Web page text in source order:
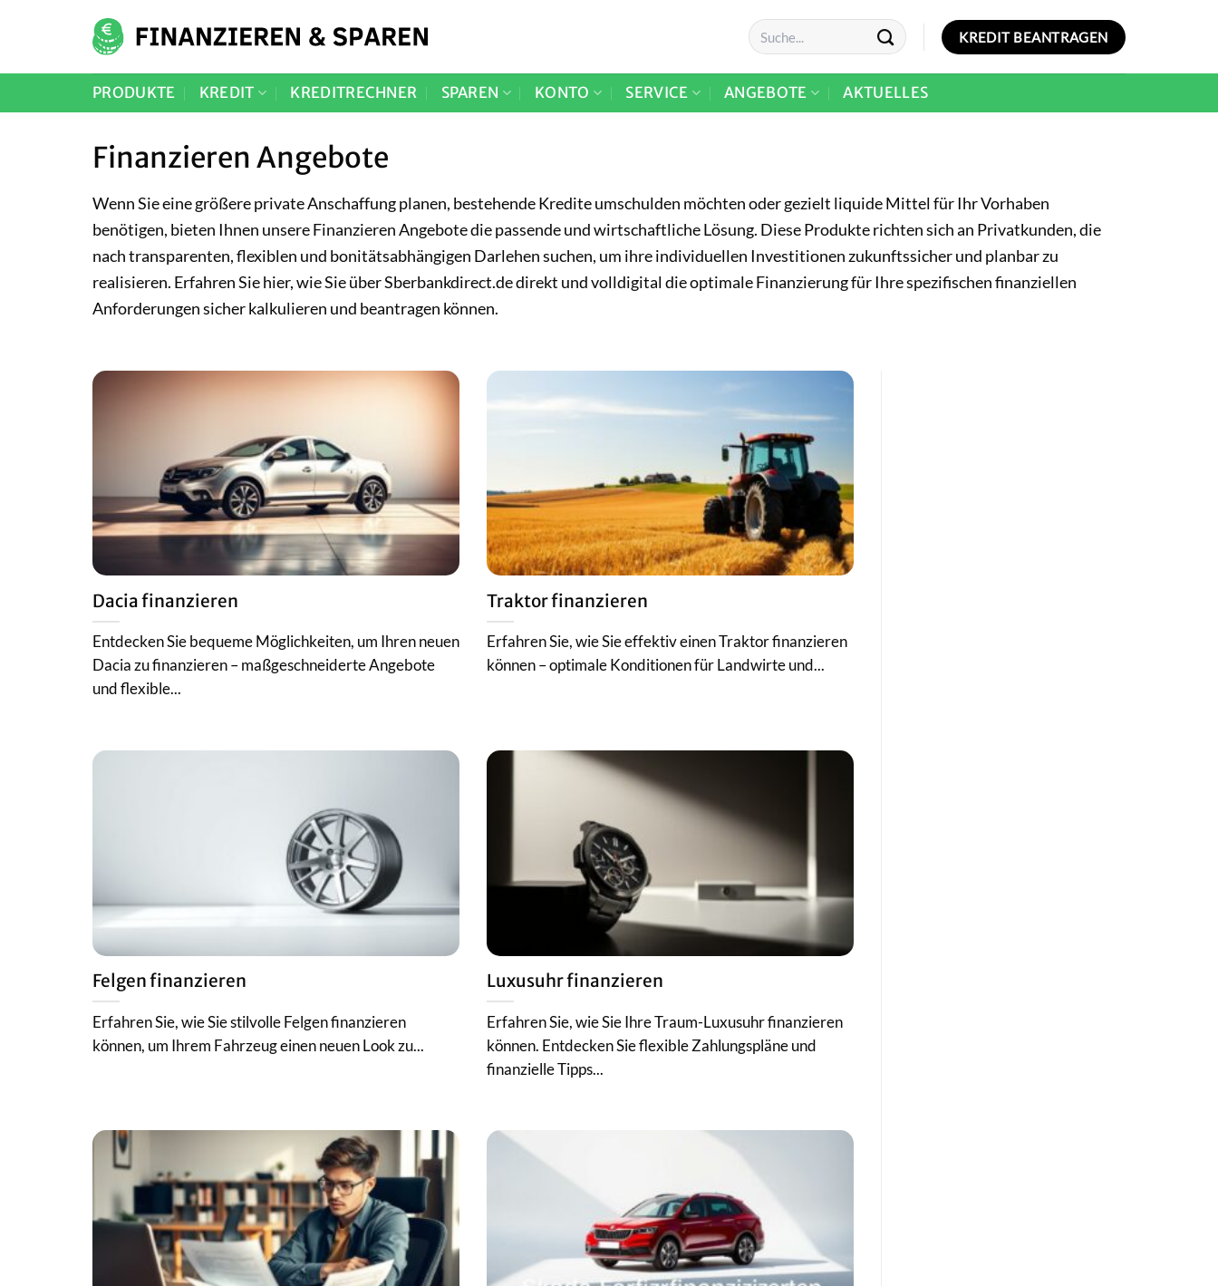
KREDIT BEANTRAGEN
PRODUKTE KREDIT KREDITRECHNER SPAREN KONTO SERVICE ANGEBOTE AKTUELLES
Finanzieren Angebote
Wenn Sie eine größere private Anschaffung planen, bestehende Kredite umschulden möchten oder gezielt liquide Mittel für Ihr Vorhaben
benötigen, bieten Ihnen unsere Finanzieren Angebote die passende und wirtschaftliche Lösung. Diese Produkte richten sich an Privatkunden, die
nach transparenten, flexiblen und bonitätsabhängigen Darlehen suchen, um ihre individuellen Investitionen zukunftssicher und planbar zu
realisieren. Erfahren Sie hier, wie Sie über Sberbankdirect.de direkt und volldigital die optimale Finanzierung für Ihre spezifischen finanziellen
Anforderungen sicher kalkulieren und beantragen können.
Dacia finanzieren
Entdecken Sie bequeme Möglichkeiten, um Ihren neuen
Dacia zu finanzieren – maßgeschneiderte Angebote
und flexible...
Traktor finanzieren
Erfahren Sie, wie Sie effektiv einen Traktor finanzieren
können – optimale Konditionen für Landwirte und...
Felgen finanzieren
Erfahren Sie, wie Sie stilvolle Felgen finanzieren
können, um Ihrem Fahrzeug einen neuen Look zu...
Luxusuhr finanzieren
Erfahren Sie, wie Sie Ihre Traum-Luxusuhr finanzieren
können. Entdecken Sie flexible Zahlungspläne und
finanzielle Tipps...